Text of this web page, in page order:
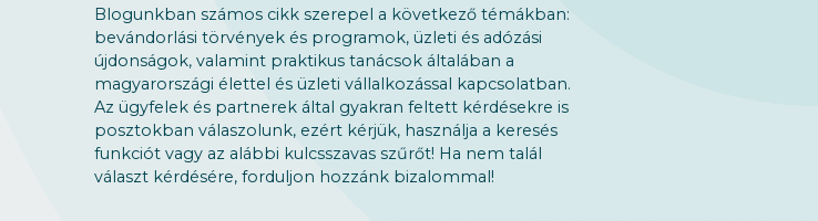
简体中文 (Egyszerűsített kínai)
Blogunkban számos cikk szerepel a következő témákban:
bevándorlási törvények és programok, üzleti és adózási
újdonságok, valamint praktikus tanácsok általában a
magyarországi élettel és üzleti vállalkozással kapcsolatban.
Az ügyfelek és partnerek által gyakran feltett kérdésekre is
posztokban válaszolunk, ezért kérjük, használja a keresés
funkciót vagy az alábbi kulcsszavas szűrőt! Ha nem talál
választ kérdésére, forduljon hozzánk bizalommal!